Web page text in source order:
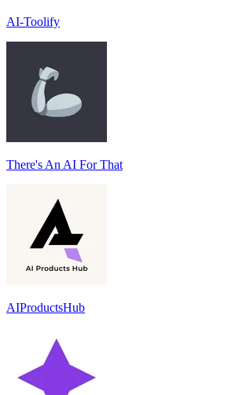
AI-Toolify
There's An AI For That
AIProductsHub